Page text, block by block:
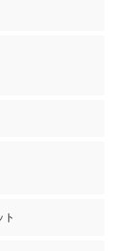
ト